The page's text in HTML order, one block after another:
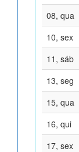
08, qua
10, sex
11, sáb
13, seg
15, qua
16, qui
17, sex